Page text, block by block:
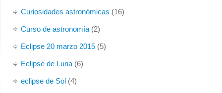
Curiosidades astronómicas (16)
Curso de astronomía(2)
Eclipse 20 marzo 2015(5)
Eclipse de Luna(6)
eclipse de Sol(4)